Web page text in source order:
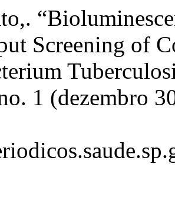
Screening of
1 (dezembro